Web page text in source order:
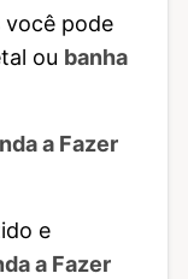
você pode
ou banha
a Fazer
e
a Fazer